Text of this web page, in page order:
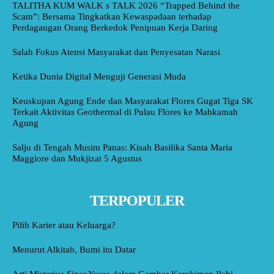
TALITHA KUM WALK s TALK 2026 “Trapped Behind the
Scam”: Bersama Tingkatkan Kewaspadaan terhadap
Perdagangan Orang Berkedok Penipuan Kerja Daring
Salah Fokus Atensi Masyarakat dan Penyesatan Narasi
Ketika Dunia Digital Menguji Generasi Muda
Keuskupan Agung Ende dan Masyarakat Flores Gugat Tiga SK
Terkait Aktivitas Geothermal di Pulau Flores ke Mahkamah
Agung
Salju di Tengah Musim Panas: Kisah Basilika Santa Maria
Maggiore dan Mukjizat 5 Agustus
TERPOPULER
Pilih Karier atau Keluarga?
Menurut Alkitab, Bumi itu Datar